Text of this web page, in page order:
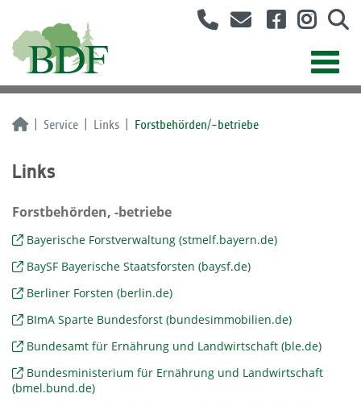
Service Links Forstbehörden/-betriebe
Links
Forstbehörden, -betriebe
Bayerische Forstverwaltung (stmelf.bayern.de)
BaySF Bayerische Staatsforsten (baysf.de)
Berliner Forsten (berlin.de)
BImA Sparte Bundesforst (bundesimmobilien.de)
Bundesamt für Ernährung und Landwirtschaft (ble.de)
Bundesministerium für Ernährung und Landwirtschaft
(bmel.bund.de)